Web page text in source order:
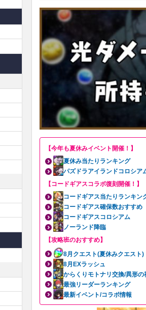
【今年も夏休みイベント開催！】
夏休み当たりランキング
パズドラアイランドコロシア
【コードギアスコラボ復刻開催！】
コードギアス当たりランキン
コードギアス確保数おすすめ
コードギアスコロシアム
ノーランド降臨
【攻略班のおすすめ】
8月クエスト(夏休みクエスト)
8月EXラッシュ
からくりモトナリ交換/異形の
最強リーダーランキング
最新イベント/コラボ情報